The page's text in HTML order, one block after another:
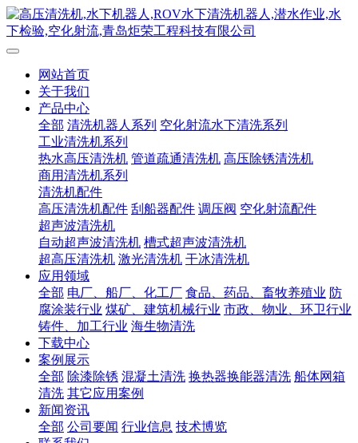
网站首页
关于我们
产品中心
全部 清洗机器人系列 空化射流水下清洗系列
工业清洗机系列
热水高压清洗机 管道疏通清洗机 高压除锈清洗机
商用清洗机系列
清洗机配件
高压清洗机配件 刮船器配件 调压阀 空化射流配件
超声波清洗机
自动超声波清洗机 槽式超声波清洗机
超高压清洗机 激光清洗机 干冰清洗机
应用领域
全部 电厂、船厂、化工厂 食品、药品、畜牧养殖业 防
腐涂装行业 煤矿、建筑机械行业 市政、物业、环卫行业
铸件、加工行业 海生物清洗
下载中心
案例展示
全部 除漆除锈 混凝土清洗 换热器换能器清洗 船体网箱
清洗 其它应用案例
新闻资讯
全部 公司要闻 行业信息 技术博览